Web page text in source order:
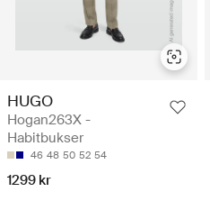
HUGO
Hogan263X -
Habitbukser
46 48 50 52 54
1299 kr